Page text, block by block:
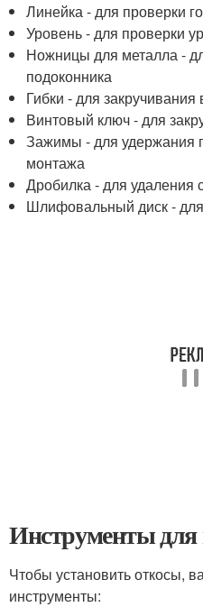
Линейка - для проверки
Уровень - для проверки
Ножницы для металла -
подоконника
Гибки - для закручивания
Винтовый ключ - для
Зажимы - для удержания
монтажа
Дробилка - для удаления
Шлифовальный диск -
Инструменты для
Чтобы установить откосы,
инструменты: